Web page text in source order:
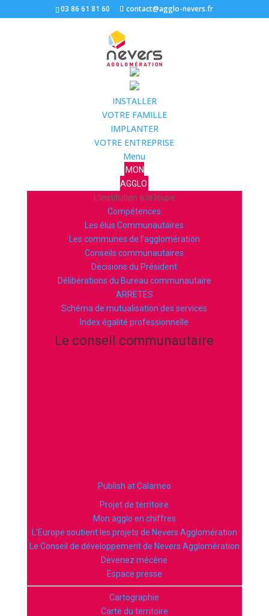
03 86 61 81 60 contact@agglo-nevers.fr
INSTALLER
VOTRE FAMILLE
IMPLANTER
VOTRE ENTREPRISE
Menu
MON
AGGLO
L’institution à la loupe
Compétences
Les élus Communautaires
Les communes de l’agglomération
Conseils communautaires
Décisions du Président
Délibérations du Bureau communautaire
ARRETES
Schéma de mutualisation des services
Index égalité professionnelle
Le conseil communautaire
Publish at Calameo
Projet de territoire
Mon agglo en chiffres
L’Europe soutient les projets de Nevers Agglomération
Le Conseil de développement de Nevers Agglomération
Devenez mécène
Espace presse
Cartographie
Carte du territoire